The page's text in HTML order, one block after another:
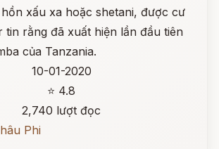
xấu xa hoặc shetani, được cư
tin rằng đã xuất hiện lần đầu tiên
của Tanzania.
10-01-2020
⭐ 4.8
2,740 lượt đọc
Phi